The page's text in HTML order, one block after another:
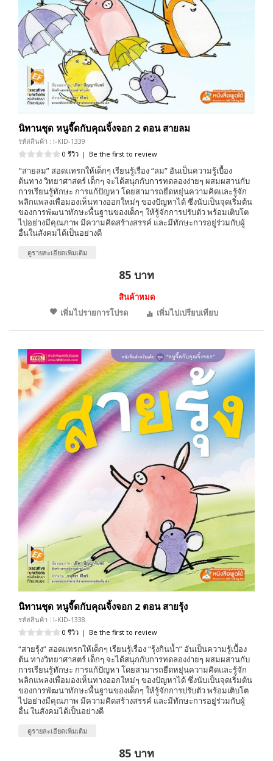
นิทานชุด หนูจี๊ดกับคุณจิ้งจอก 2 ตอน สายลม
รหัสสินค้า : I-KID-1339
0 รีวิว | Be the first to review
"สายลม” สอดแทรกให้เด็กๆ เรียนรู้เรื่อง “ลม” อันเป็นความรู้เบื้อง
ต้นทาง วิทยาศาสตร์ เด็กๆ จะได้สนุกกับการทดลองง่ายๆ ผสมผสานกับ
การเรียนรู้ทักษะ การแก้ปัญหา โดยสามารถยืดหยุ่นความคิดและรู้จัก
พลิกแพลงเพื่อมองเห็นทางออกใหม่ๆ ของปัญหาได้ ซึ่งนับเป็นจุดเริ่มต้น
ของการพัฒนาทักษะพื้นฐานของเด็กๆ ให้รู้จักการปรับตัว พร้อมเติบโต
ไปอย่างมีคุณภาพ มีความคิดสร้างสรรค์ และมีทักษะการอยู่ร่วมกับผู้
อื่นในสังคมได้เป็นอย่างดี
ดูรายละเอียดเพิ่มเติม
85 บาท
สินค้าหมด
เพิ่มไปรายการโปรด
เพิ่มไปเปรียบเทียบ
นิทานชุด หนูจี๊ดกับคุณจิ้งจอก 2 ตอน สายรุ้ง
รหัสสินค้า : I-KID-1338
0 รีวิว | Be the first to review
“สายรุ้ง” สอดแทรกให้เด็กๆ เรียนรู้เรื่อง “รุ้งกินน้ำ” อันเป็นความรู้เบื้อง
ต้น ทางวิทยาศาสตร์ เด็กๆ จะได้สนุกกับการทดลองง่ายๆ ผสมผสานกับ
การเรียนรู้ทักษะ การแก้ปัญหา โดยสามารถยืดหยุ่นความคิดและรู้จัก
พลิกแพลงเพื่อมองเห็นทางออกใหม่ๆ ของปัญหาได้ ซึ่งนับเป็นจุดเริ่มต้น
ของการพัฒนาทักษะพื้นฐานของเด็กๆ ให้รู้จักการปรับตัว พร้อมเติบโต
ไปอย่างมีคุณภาพ มีความคิดสร้างสรรค์ และมีทักษะการอยู่ร่วมกับผู้
อื่น ในสังคมได้เป็นอย่างดี
ดูรายละเอียดเพิ่มเติม
85 บาท